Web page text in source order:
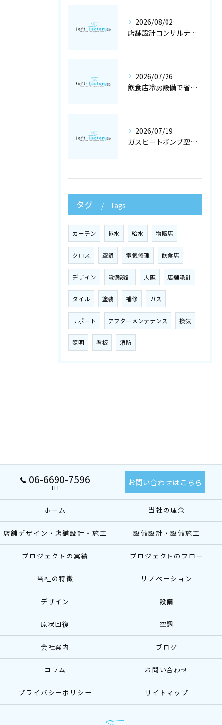
2026/08/02
店舗設計コンサルティングと冷暖房工事で快適な空調設備を大阪府大阪市で実現するポイント
2026/07/26
飲食店冷房設備で省エネと快適を両立する冷暖房工事と空調設備選定の店舗設計術
2026/07/19
ガスヒートポンプ空調で冷暖房工事と空調設備を最適化する店舗設計ガイド
タグ Tags
カーテン 排水 給水 物販店
クロス 空調 電気修理 飲食店
デザイン 設備設計 大阪 店舗設計
タイル 塗装 補修 ガス
サポート アフターメンテナンス 換気
照明 看板 消防
06-6690-7596
TEL
お問い合わせはこちら
ホーム 当社の理念
店舗デザイン・店舗設計・施工 設備設計・設備施工
プロジェクトの実績 プロジェクトのフロー
当社の特徴 リノベーション
デザイン 設備
原状回復 空調
会社案内 ブログ
コラム お問い合わせ
プライバシーポリシー サイトマップ